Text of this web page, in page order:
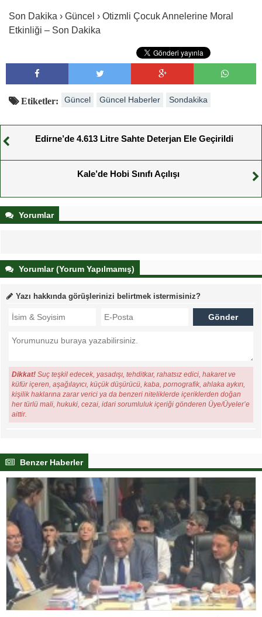
Son Dakika › Güncel › Otizmli Çocuk Annelerine Moral
Etkinliği – Son Dakika
Etiketler: Güncel Güncel Haberler Sondakika
Edirne’de 4.613 Litre Sahte Deterjan Ele Geçirildi
Kale’de Hobi Sınıfı Açılışı
Yorumlar
Yorumlar (Yorum Yapılmamış)
Yazı hakkında görüşlerinizi belirtmek istermisiniz?
Dikkat! Suç teşkil edecek, yasadışı, tehditkar, rahatsız edici, hakaret ve
küfür içeren, aşağılayıcı, küçük düşürücü, kaba, pornografik, ahlaka aykırı,
kişilik haklarına zarar verici ya da benzeri niteliklerde içeriklerden doğan
her türlü mali, hukuki, cezai, idari sorumluluk içeriği gönderen Üye/Üyeler’e
aittir.
Benzer Haberler